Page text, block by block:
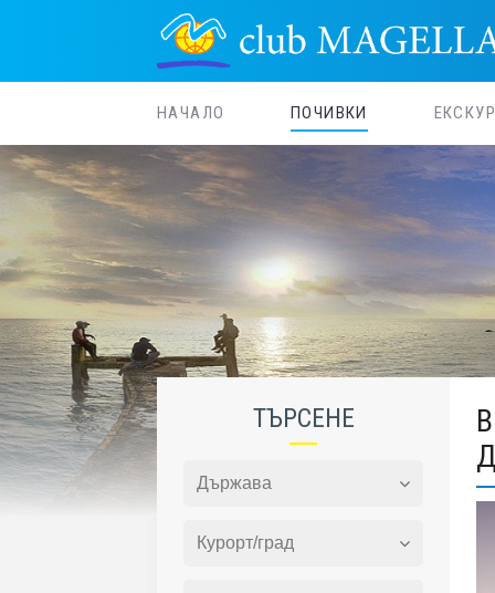
НАЧАЛО ПОЧИВКИ
ТЪРСЕНЕ